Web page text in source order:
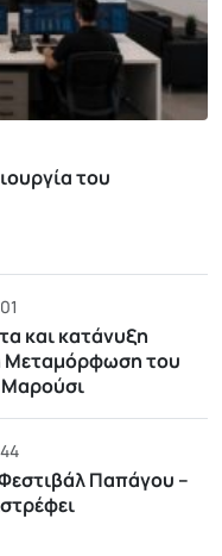
του
και κατάνυξη
Μεταμόρφωση του
Παπάγου –